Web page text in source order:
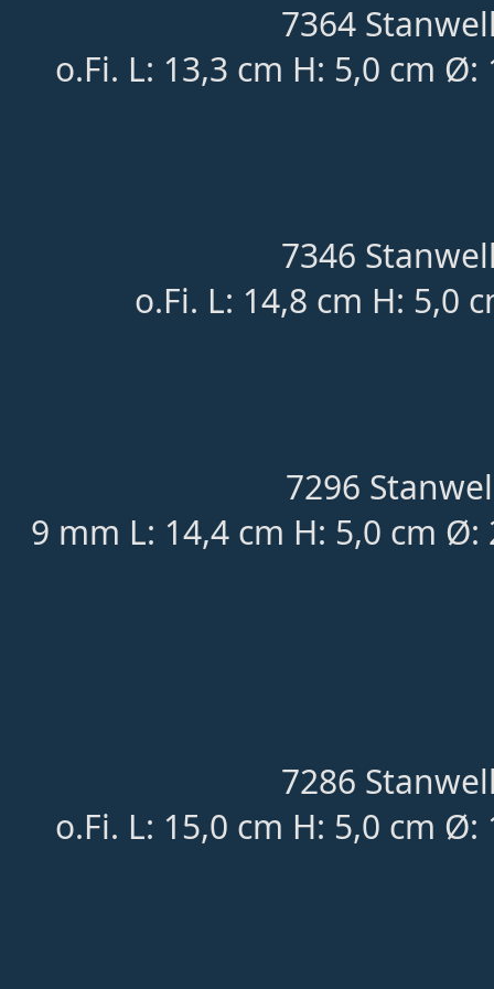
7364
o.Fi. L: 13,3 cm H: 5,0 cm
7346
o.Fi. L: 14,8 cm H: 5,0
7296
9 mm L: 14,4 cm H: 5,0 cm
7286
o.Fi. L: 15,0 cm H: 5,0 cm